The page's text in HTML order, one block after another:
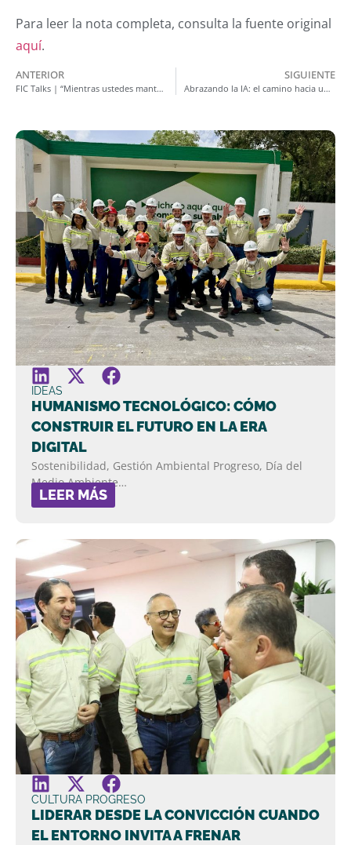
Para leer la nota completa, consulta la fuente original
aquí.
ANTERIOR
FIC Talks | “Mientras ustedes mantengan su curiosidad intelectual, nunca van a dejar de crecer”
SIGUIENTE
Abrazando la IA: el camino hacia un futuro donde la tecnología potencia lo humano
IDEAS
HUMANISMO TECNOLÓGICO: CÓMO
CONSTRUIR EL FUTURO EN LA ERA
DIGITAL
Sostenibilidad, Gestión Ambiental Progreso, Día del
Medio Ambiente…
LEER MÁS
CULTURA PROGRESO
LIDERAR DESDE LA CONVICCIÓN CUANDO
EL ENTORNO INVITA A FRENAR